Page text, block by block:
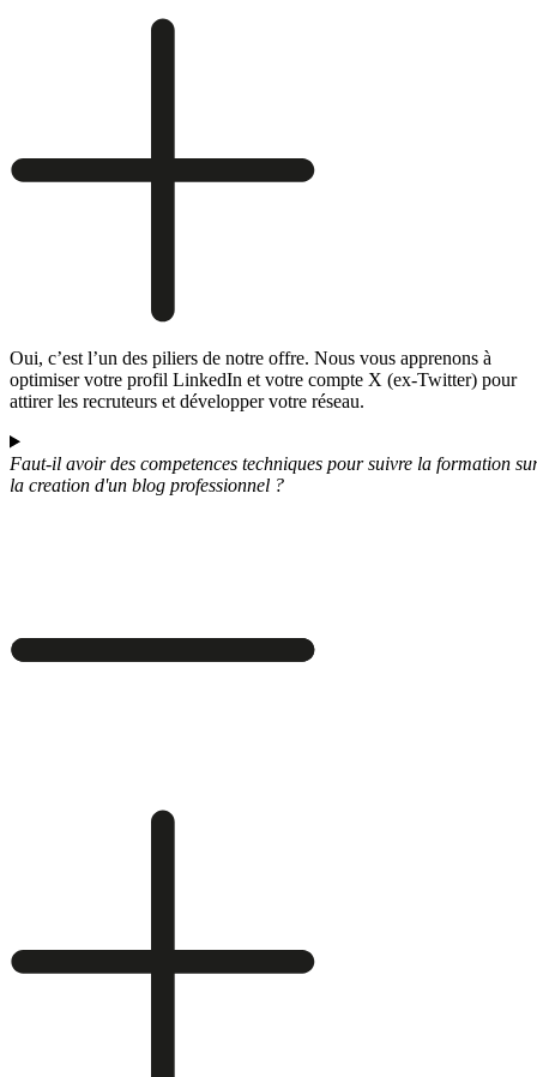
Oui, c’est l’un des piliers de notre offre. Nous vous apprenons à
optimiser votre profil LinkedIn et votre compte X (ex-Twitter) pour
attirer les recruteurs et développer votre réseau.
Faut-il avoir des competences techniques pour suivre la formation
la creation d'un blog professionnel ?